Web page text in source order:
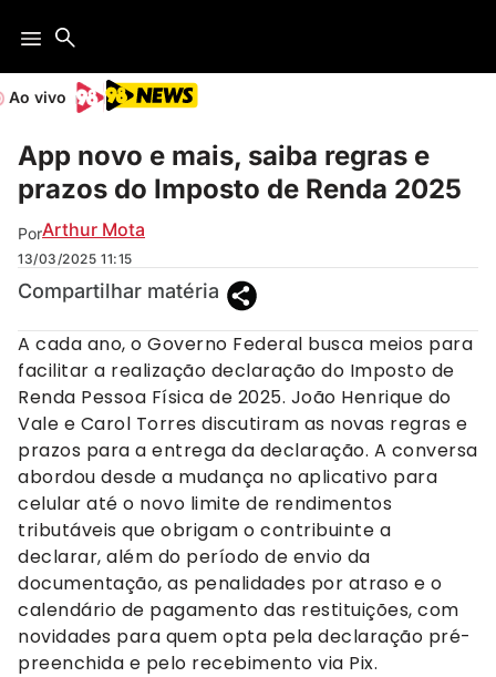
Ao vivo
App novo e mais, saiba regras e
prazos do Imposto de Renda 2025
PorArthur Mota
13/03/2025 11:15
Compartilhar matéria
A cada ano, o Governo Federal busca meios para
facilitar a realização declaração do Imposto de
Renda Pessoa Física de 2025. João Henrique do
Vale e Carol Torres discutiram as novas regras e
prazos para a entrega da declaração. A conversa
abordou desde a mudança no aplicativo para
celular até o novo limite de rendimentos
tributáveis que obrigam o contribuinte a
declarar, além do período de envio da
documentação, as penalidades por atraso e o
calendário de pagamento das restituições, com
novidades para quem opta pela declaração pré-
preenchida e pelo recebimento via Pix.